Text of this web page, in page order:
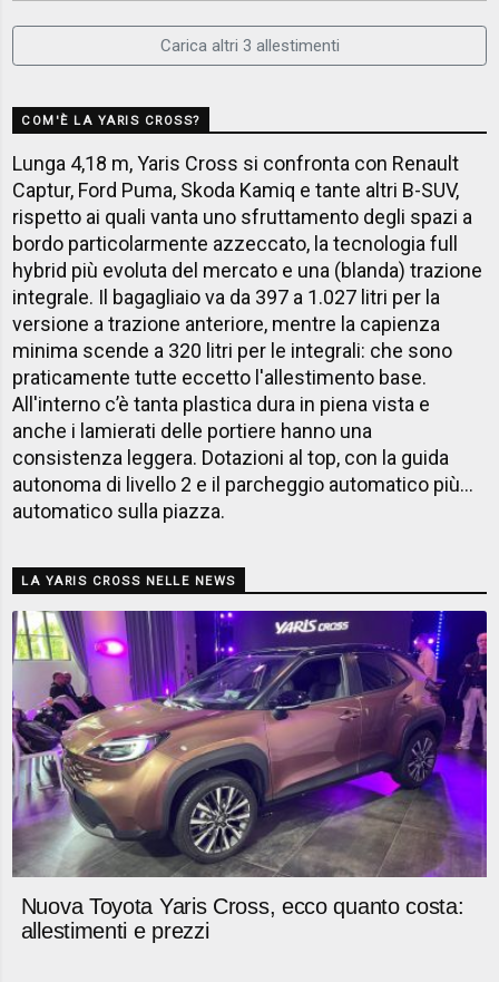
Carica altri 3 allestimenti
COM'È LA YARIS CROSS?
Lunga 4,18 m, Yaris Cross si confronta con Renault
Captur, Ford Puma, Skoda Kamiq e tante altri B-SUV,
rispetto ai quali vanta uno sfruttamento degli spazi a
bordo particolarmente azzeccato, la tecnologia full
hybrid più evoluta del mercato e una (blanda) trazione
integrale. Il bagagliaio va da 397 a 1.027 litri per la
versione a trazione anteriore, mentre la capienza
minima scende a 320 litri per le integrali: che sono
praticamente tutte eccetto l'allestimento base.
All'interno c’è tanta plastica dura in piena vista e
anche i lamierati delle portiere hanno una
consistenza leggera. Dotazioni al top, con la guida
autonoma di livello 2 e il parcheggio automatico più...
automatico sulla piazza.
LA YARIS CROSS NELLE NEWS
Nuova Toyota Yaris Cross, ecco quanto costa:
allestimenti e prezzi